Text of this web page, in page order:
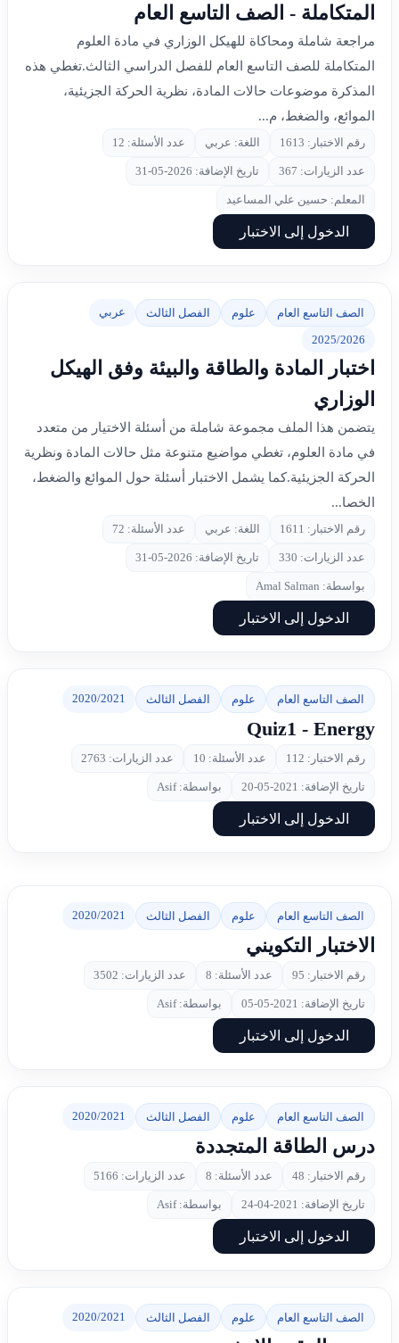
المتكاملة - الصف التاسع العام
مراجعة شاملة ومحاكاة للهيكل الوزاري في مادة العلوم
المتكاملة للصف التاسع العام للفصل الدراسي الثالث.تغطي هذه
المذكرة موضوعات حالات المادة، نظرية الحركة الجزيئية،
الموائع، والضغط، م...
رقم الاختبار: 1613 اللغة: عربي عدد الأسئلة: 12
عدد الزيارات: 367 تاريخ الإضافة: 2026-05-31
المعلم: حسين علي المساعيد
الدخول إلى الاختبار
الصف التاسع العام علوم الفصل الثالث عربي
2025/2026
اختبار المادة والطاقة والبيئة وفق الهيكل
الوزاري
يتضمن هذا الملف مجموعة شاملة من أسئلة الاختيار من متعدد
في مادة العلوم، تغطي مواضيع متنوعة مثل حالات المادة ونظرية
الحركة الجزيئية.كما يشمل الاختبار أسئلة حول الموائع والضغط،
الخصا...
رقم الاختبار: 1611 اللغة: عربي عدد الأسئلة: 72
عدد الزيارات: 330 تاريخ الإضافة: 2026-05-31
بواسطة: Amal Salman
الدخول إلى الاختبار
الصف التاسع العام علوم الفصل الثالث 2020/2021
Quiz1 - Energy
رقم الاختبار: 112 عدد الأسئلة: 10 عدد الزيارات: 2763
تاريخ الإضافة: 2021-05-20 بواسطة: Asif
الدخول إلى الاختبار
الصف التاسع العام علوم الفصل الثالث 2020/2021
الاختبار التكويني
رقم الاختبار: 95 عدد الأسئلة: 8 عدد الزيارات: 3502
تاريخ الإضافة: 2021-05-05 بواسطة: Asif
الدخول إلى الاختبار
الصف التاسع العام علوم الفصل الثالث 2020/2021
درس الطاقة المتجددة
رقم الاختبار: 48 عدد الأسئلة: 8 عدد الزيارات: 5166
تاريخ الإضافة: 2021-04-24 بواسطة: Asif
الدخول إلى الاختبار
الصف التاسع العام علوم الفصل الثالث 2020/2021